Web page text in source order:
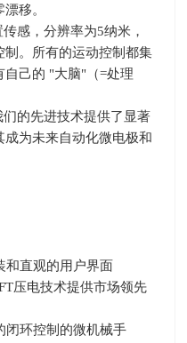
移。
感，分辨率为5纳米，
制。所有的运动控制都集
自己的 "大脑"（=处理
的先进技术提供了显著
为未来自动化微电极和
和直观的用户界面
压电技术提供市场领先
闭环控制的微机械手